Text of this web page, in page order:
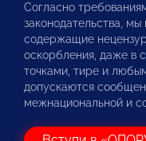
Согласно
законодательства,
содержащие
оскорбления, даже в
точками, тире и
допускаются
межнациональной и